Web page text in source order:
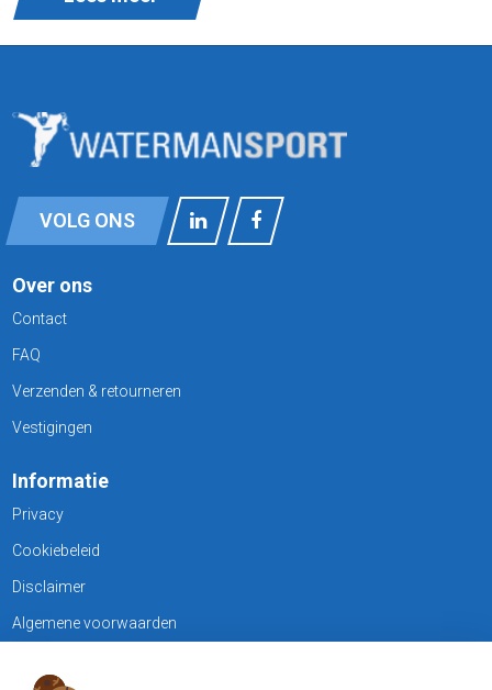
VOLG ONS
Over ons
Contact
FAQ
Verzenden & retourneren
Vestigingen
Informatie
Privacy
Cookiebeleid
Disclaimer
Algemene voorwaarden
KLANTENSERVICE